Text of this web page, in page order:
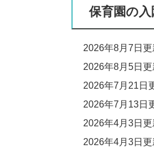
こども誰でも
2026年7月1日
保育士（保育
保育園の
2026年8月7日更
2026年8月5日更
2026年7月21日
2026年7月13日
2026年4月3日更
2026年4月3日更